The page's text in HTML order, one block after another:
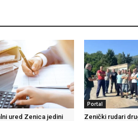
ured Zenica jedini
Portal
Zenički rudari